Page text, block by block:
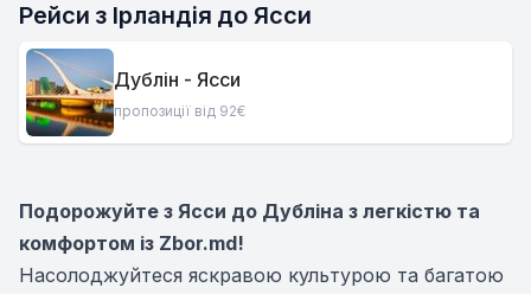
Рейси з Ірландія до Ясси
Дублін - Ясси
пропозиції від 92€
Подорожуйте з Ясси до Дубліна з легкістю та
комфортом із Zbor.md!
Насолоджуйтеся яскравою культурою та багатою